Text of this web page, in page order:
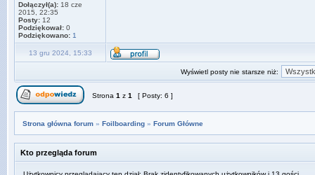
Dołączył(a): 18 cze
2015, 22:35
Posty: 12
Podziękował: 0
Podziękowano: 1
13 gru 2024, 15:33
Wyświetl posty nie starsze niż:
Strona 1 z 1 [ Posty: 6 ]
Strona główna forum » Foilboarding » Forum Główne
Kto przegląda forum